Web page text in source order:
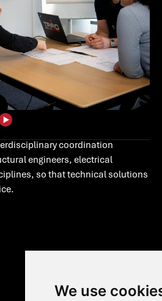
We use
coordination
engineers, electrical
so that technical solutions